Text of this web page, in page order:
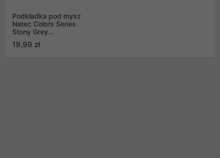
Podkładka pod mysz
Natec Colors Series
Stony Grey
2086)
19,99 zł